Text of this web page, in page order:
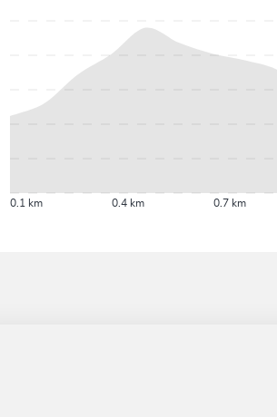
0.1 km 0.4 km 0.7 km